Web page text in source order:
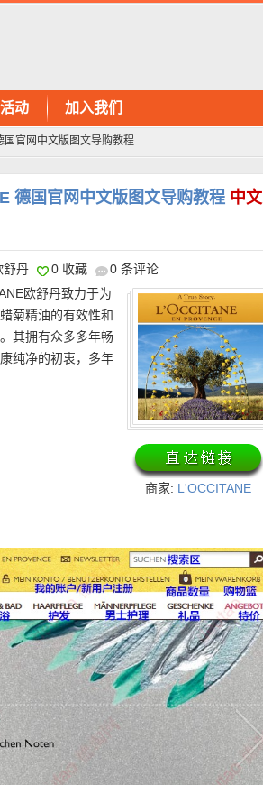
动 加入我们
国官网中文版图文导购教程
德国官网中文版图文导购教程 中文
舒丹 0 收藏 0 条评论
商家: L'OCCITANE
欧舒丹致力于为
菊精油的有效性和
其拥有众多多年畅
纯净的初衷，多年